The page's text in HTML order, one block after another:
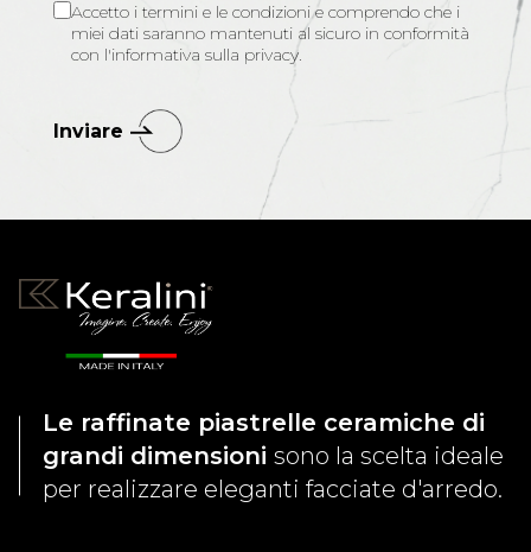
Accetto i termini e le condizioni e comprendo che i
miei dati saranno mantenuti al sicuro in conformità
con l'informativa sulla privacy.
Le raffinate piastrelle ceramiche di
grandi dimensioni sono la scelta ideale
per realizzare eleganti facciate d'arredo.